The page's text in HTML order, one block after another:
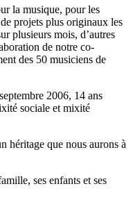
la musique, pour les
projets plus originaux les
plusieurs mois, d’autres
de notre co-
des 50 musiciens de
2006, 14 ans
sociale et mixité
héritage que nous aurons à
ses enfants et ses